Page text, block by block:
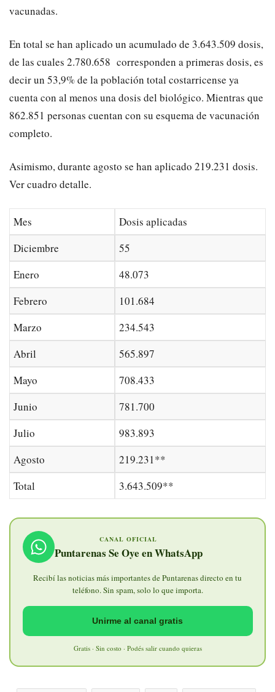
vacunadas.
En total se han aplicado un acumulado de 3.643.509 dosis,
de las cuales 2.780.658 corresponden a primeras dosis, es
decir un 53,9% de la población total costarricense ya
cuenta con al menos una dosis del biológico. Mientras que
862.851 personas cuentan con su esquema de vacunación
completo.
Asimismo,durante agosto se han aplicado 219.231 dosis.
Ver cuadro detalle.
Mes
Dosis aplicadas
Diciembre
55
Enero
48.073
Febrero
101.684
Marzo
234.543
Abril
565.897
Mayo
708.433
Junio
781.700
Julio
983.893
Agosto
219.231**
Total
3.643.509**
CANAL OFICIAL
Puntarenas Se Oye en WhatsApp
Recibí las noticias más importantes de Puntarenas directo en tu
teléfono. Sin spam, solo lo que importa.
Unirme al canal gratis
Gratis · Sin costo · Podés salir cuando quieras